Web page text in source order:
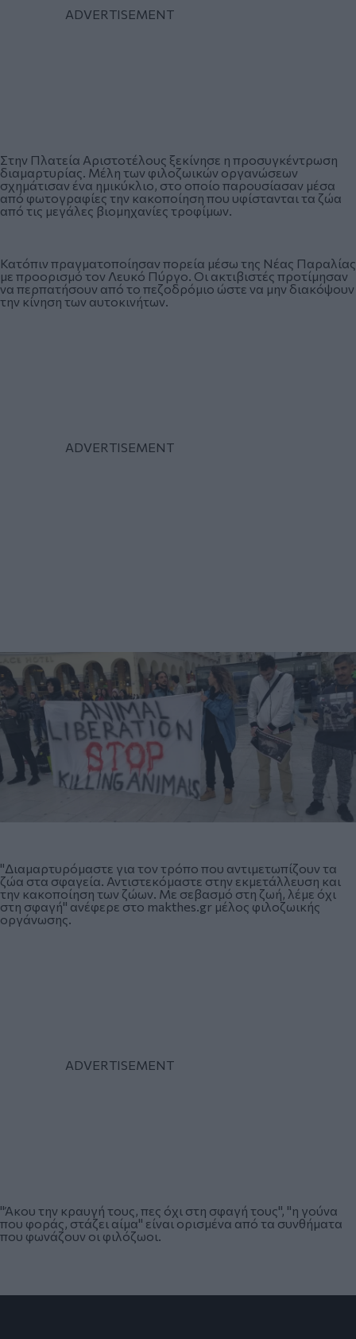
Στην Πλατεία Αριστοτέλους ξεκίνησε η προσυγκέντρωση
διαμαρτυρίας. Μέλη των φιλοζωικών οργανώσεων
σχημάτισαν ένα ημικύκλιο, στο οποίο παρουσίασαν μέσα
από φωτογραφίες την κακοποίηση που υφίστανται τα ζώα
από τις μεγάλες βιομηχανίες τροφίμων.
Κατόπιν πραγματοποίησαν πορεία μέσω της Νέας Παραλίας
με προορισμό τον Λευκό Πύργο. Οι ακτιβιστές προτίμησαν
να περπατήσουν από το πεζοδρόμιο ώστε να μην διακόψουν
την κίνηση των αυτοκινήτων.
"Διαμαρτυρόμαστε για τον τρόπο που αντιμετωπίζουν τα
ζώα στα σφαγεία. Αντιστεκόμαστε στην εκμετάλλευση και
την κακοποίηση των ζώων. Με σεβασμό στη ζωή, λέμε όχι
στη σφαγή" ανέφερε στο makthes.gr μέλος φιλοζωικής
οργάνωσης.
"Άκου την κραυγή τους, πες όχι στη σφαγή τους", "η γούνα
που φοράς, στάζει αίμα" είναι ορισμένα από τα συνθήματα
που φωνάζουν οι φιλόζωοι.